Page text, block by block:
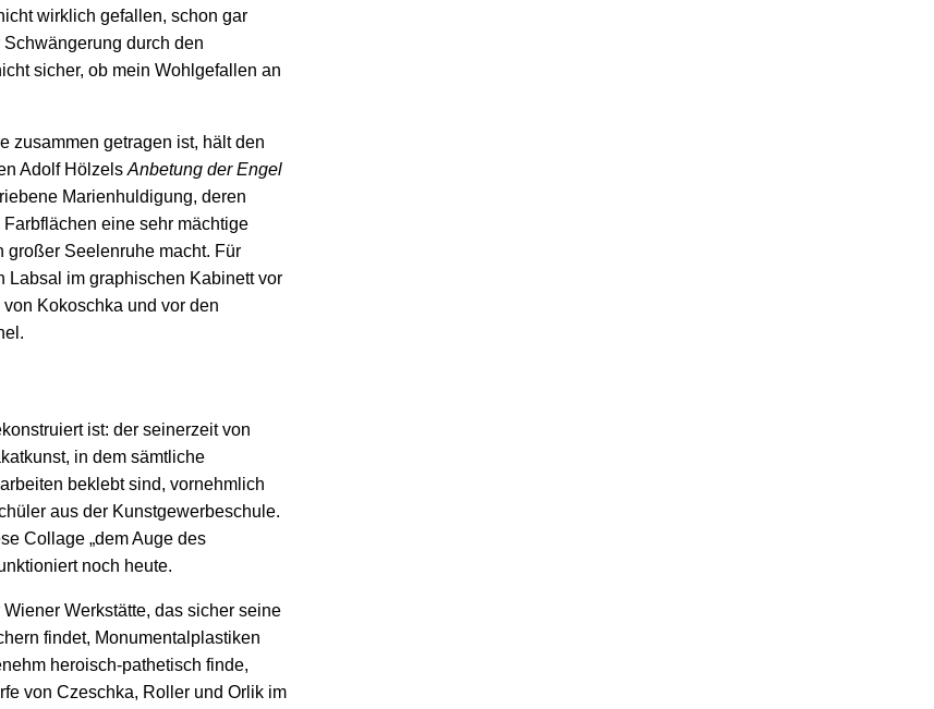
wirklich gefallen, schon gar
Schwängerung durch den
sicher, ob mein Wohlgefallen an
zusammen getragen ist, hält den
Adolf Hölzels Anbetung der Engel
Marienhuldigung, deren
eine sehr mächtige
Seelenruhe macht. Für
Labsal im graphischen Kabinett vor
Kokoschka und vor den
ist: der seinerzeit von
in dem sämtliche
beklebt sind, vornehmlich
aus der Kunstgewerbeschule.
Collage „dem Auge des
noch heute.
Werkstätte, das sicher seine
findet, Monumentalplastiken
heroisch-pathetisch finde,
von Czeschka, Roller und Orlik im